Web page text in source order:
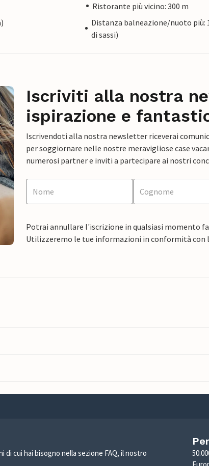
Ristorante più vicino: 300 m
Distanza balneazione/nuoto più:
di sassi)
Iscriviti alla nostra
ispirazione e
Iscrivendoti alla nostra newsletter riceverai
per soggiornare nelle nostre meravigliose case
numerosi partner e inviti a partecipare ai nostri
Potrai annullare l'iscrizione in qualsiasi momento
Utilizzeremo le tue informazioni in conformità con
di cui hai bisogno nella sezione FAQ, il nostro